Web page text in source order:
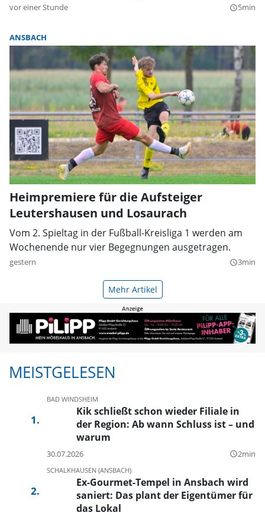
vor einer Stunde query_builder5min
ANSBACH
Heimpremiere für die Aufsteiger
Leutershausen und Losaurach
Vom 2. Spieltag in der Fußball-Kreisliga 1 werden am
Wochenende nur vier Begegnungen ausgetragen.
gestern query_builder3min
Mehr Artikel
MEISTGELESEN
BAD WINDSHEIM
Kik schließt schon wieder Filiale in
der Region: Ab wann Schluss ist – und
warum
30.07.2026 query_builder2min
SCHALKHAUSEN (ANSBACH)
Ex-Gourmet-Tempel in Ansbach wird
saniert: Das plant der Eigentümer für
das Lokal